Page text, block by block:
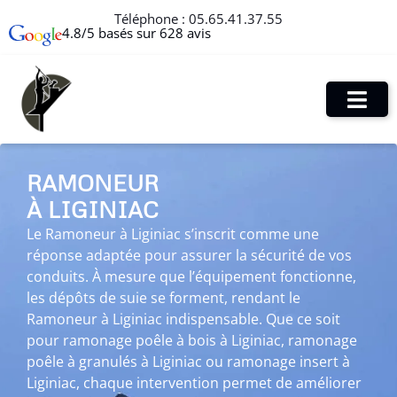
Téléphone : 05.65.41.37.55
4.8/5 basés sur 628 avis
RAMONEUR
À LIGINIAC
Le Ramoneur à Liginiac s’inscrit comme une
réponse adaptée pour assurer la sécurité de vos
conduits. À mesure que l’équipement fonctionne,
les dépôts de suie se forment, rendant le
Ramoneur à Liginiac indispensable. Que ce soit
pour ramonage poêle à bois à Liginiac, ramonage
poêle à granulés à Liginiac ou ramonage insert à
Liginiac, chaque intervention permet de améliorer